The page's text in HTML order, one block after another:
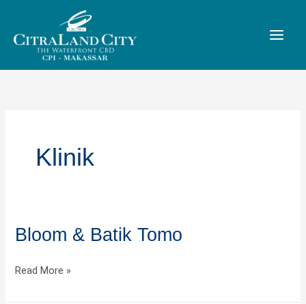
content
Klinik
Bloom & Batik Tomo
Bloom
Batik
Read More »